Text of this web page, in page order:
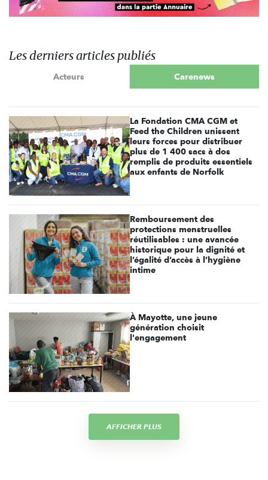
Les derniers articles publiés
Acteurs Carenews
La Fondation CMA CGM et
Feed the Children unissent
leurs forces pour distribuer
plus de 1 400 sacs à dos
remplis de produits essentiels
aux enfants de Norfolk
Remboursement des
protections menstruelles
réutilisables : une avancée
historique pour la dignité et
l’égalité d’accès à l’hygiène
intime
À Mayotte, une jeune
génération choisit
l'engagement
AFFICHER PLUS